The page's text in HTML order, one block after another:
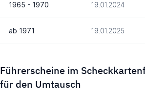
1965 - 1970 19.01.2024
ab 1971 19.01.2025
Führerscheine im
für den Umtausch